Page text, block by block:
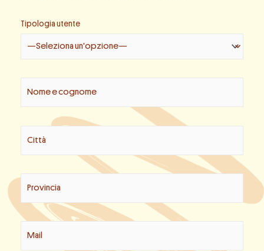
Tipologia utente